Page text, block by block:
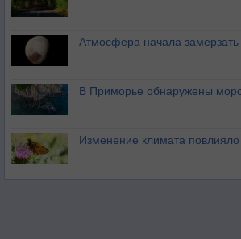
Атмосфера начала замерзать
В Приморье обнаружены
Изменение климата повлияло